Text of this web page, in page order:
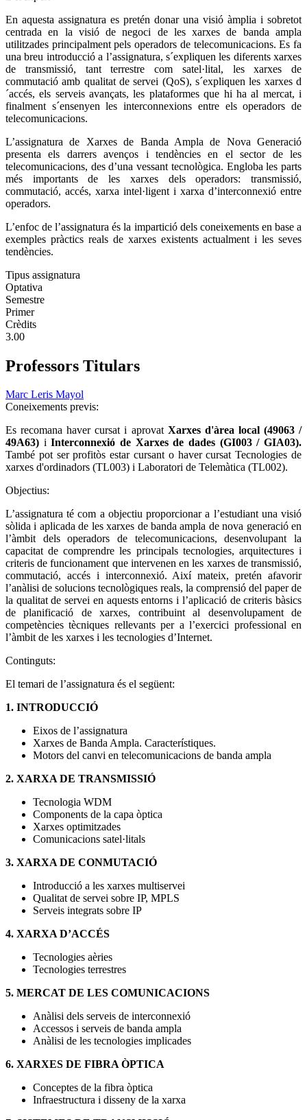
En aquesta assignatura es pretén donar una visió àmplia i sobretot
centrada en la visió de negoci de les xarxes de banda ampla
utilitzades principalment pels operadors de telecomunicacions. Es fa
una breu introducció a l’assignatura, s´expliquen les diferents xarxes
de transmissió, tant terrestre com satel·lital, les xarxes de
commutació amb qualitat de servei (QoS), s´expliquen les xarxes d
´accés, els serveis avançats, les plataformes que hi ha al mercat, i
finalment s´ensenyen les interconnexions entre els operadors de
telecomunicacions.
L’assignatura de Xarxes de Banda Ampla de Nova Generació
presenta els darrers avenços i tendències en el sector de les
telecomunicacions, des d’una vessant tecnològica. Engloba les parts
més importants de les xarxes dels operadors: transmissió,
commutació, accés, xarxa intel·ligent i xarxa d’interconnexió entre
operadors.
L’enfoc de l’assignatura és la impartició dels coneixements en base a
exemples pràctics reals de xarxes existents actualment i les seves
tendències.
Tipus assignatura
Optativa
Semestre
Primer
Crèdits
3.00
Professors Titulars
Marc Leris Mayol
Coneixements previs:
Es recomana haver cursat i aprovat Xarxes d'àrea local (49063 /
49A63) iInterconnexió de Xarxes de dades (GI003 / GIA03).
També pot ser profitòs estar cursant o haver cursat Tecnologies de
xarxes d'ordinadors (TL003) i Laboratori de Telemàtica (TL002).
Objectius:
L’assignatura té com a objectiu proporcionar a l’estudiant una visió
sòlida i aplicada de les xarxes de banda ampla de nova generació en
l’àmbit dels operadors de telecomunicacions, desenvolupant la
capacitat de comprendre les principals tecnologies, arquitectures i
criteris de funcionament que intervenen en les xarxes de transmissió,
commutació, accés i interconnexió. Així mateix, pretén afavorir
l’anàlisi de solucions tecnològiques reals, la comprensió del paper de
la qualitat de servei en aquests entorns i l’aplicació de criteris bàsics
de planificació de xarxes, contribuint al desenvolupament de
competències tècniques rellevants per a l’exercici professional en
l’àmbit de les xarxes i les tecnologies d’Internet.
Continguts:
El temari de l’assignatura és el següent:
1. INTRODUCCIÓ
Eixos de l’assignatura
Xarxes de Banda Ampla. Característiques.
Motors del canvi en telecomunicacions de banda ampla
2. XARXA DE TRANSMISSIÓ
Tecnologia WDM
Components de la capa òptica
Xarxes optimitzades
Comunicacions satel·litals
3. XARXA DE CONMUTACIÓ
Introducció a les xarxes multiservei
Qualitat de servei sobre IP, MPLS
Serveis integrats sobre IP
4. XARXA D’ACCÉS
Tecnologies aèries
Tecnologies terrestres
5. MERCAT DE LES COMUNICACIONS
Anàlisi dels serveis de interconnexió
Accessos i serveis de banda ampla
Anàlisi de les tecnologies implicades
6. XARXES DE FIBRA ÒPTICA
Conceptes de la fibra òptica
Infraestructura i disseny de la xarxa